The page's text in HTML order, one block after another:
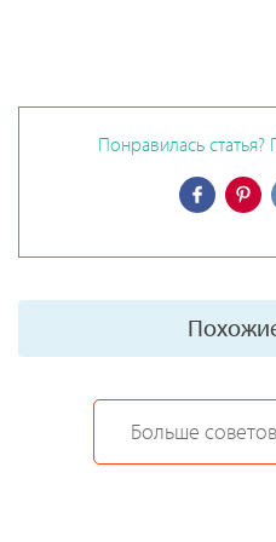
Понравилась
Больше советов